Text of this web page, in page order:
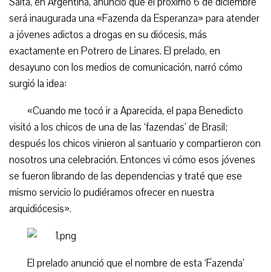
será inaugurada una «Fazenda da Esperanza» para atender
a jóvenes adictos a drogas en su diócesis, más
exactamente en Potrero de Linares. El prelado, en
desayuno con los medios de comunicación, narró cómo
surgió la idea:
«Cuando me tocó ir a Aparecida, el papa Benedicto
visitó a los chicos de una de las ‘fazendas’ de Brasil;
después los chicos vinieron al santuario y compartieron con
nosotros una celebración. Entonces vi cómo esos jóvenes
se fueron librando de las dependencias y traté que ese
mismo servicio lo pudiéramos ofrecer en nuestra
arquidiócesis».
El prelado anunció que el nombre de esta ‘Fazenda’